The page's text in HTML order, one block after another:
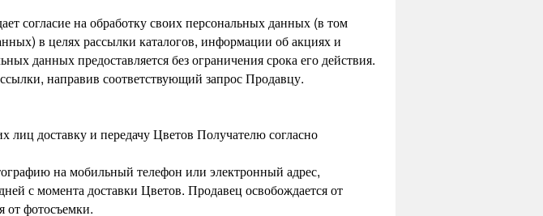
согласие на обработку своих персональных данных (в том
в целях рассылки каталогов, информации об акциях и
данных предоставляется без ограничения срока его действия.
направив соответствующий запрос Продавцу.
лиц доставку и передачу Цветов Получателю согласно
на мобильный телефон или электронный адрес,
с момента доставки Цветов. Продавец освобождается от
от фотосъемки.